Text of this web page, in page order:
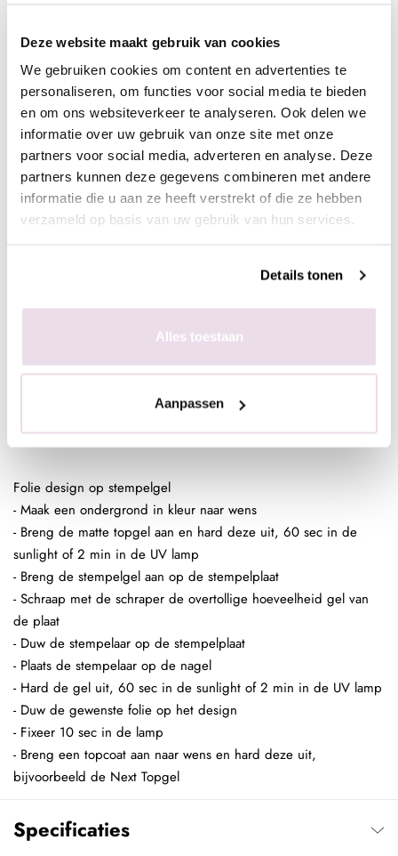
Deze website maakt gebruik van cookies
We gebruiken cookies om content en advertenties te
personaliseren, om functies voor social media te bieden
en om ons websiteverkeer te analyseren. Ook delen we
informatie over uw gebruik van onze site met onze
partners voor social media, adverteren en analyse. Deze
partners kunnen deze gegevens combineren met andere
informatie die u aan ze heeft verstrekt of die ze hebben
verzameld op basis van uw gebruik van hun services.
Details tonen
Alles toestaan
Aanpassen
- Breng een topcoat aan naar wens en hard deze uit,
bijvoorbeeld de Next Topgel
Ingepoetst met pigmenten
- Maak een ondergrond in kleur naar wens
- Breng de matte topgel aan en hard deze uit, 60 sec in de
sunlight of 2 min in de UV lamp
- Breng de stempelgel aan op de stempelplaat
- Schraap met de schraper de overtollige hoeveelheid gel van
- Poets het gewenste pigment met de fluffy brush in de plaklaag
van de stempelgel
- Breng een topcoat aan naar wens en hard deze uit,
bijvoorbeeld de Next Topgel
Folie design op stempelgel
- Maak een ondergrond in kleur naar wens
- Breng de matte topgel aan en hard deze uit, 60 sec in de
sunlight of 2 min in de UV lamp
- Breng de stempelgel aan op de stempelplaat
- Schraap met de schraper de overtollige hoeveelheid gel van
de plaat
- Duw de stempelaar op de stempelplaat
- Plaats de stempelaar op de nagel
- Hard de gel uit, 60 sec in de sunlight of 2 min in de UV lamp
- Duw de gewenste folie op het design
- Fixeer 10 sec in de lamp
- Breng een topcoat aan naar wens en hard deze uit,
bijvoorbeeld de Next Topgel
Specificaties